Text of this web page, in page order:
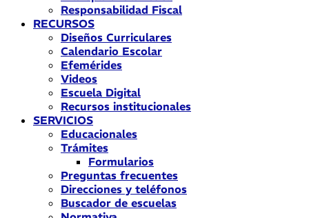
Responsabilidad Fiscal
RECURSOS
Diseños Curriculares
Calendario Escolar
Efemérides
Videos
Escuela Digital
Recursos institucionales
SERVICIOS
Educacionales
Trámites
Formularios
Preguntas frecuentes
Direcciones y teléfonos
Buscador de escuelas